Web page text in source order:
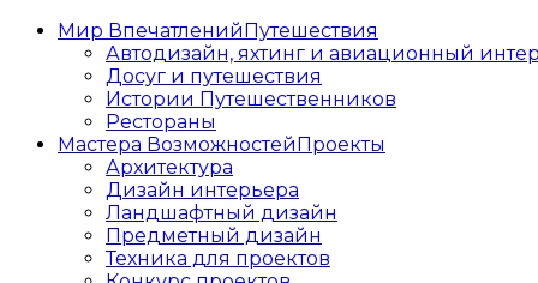
Мир Впечатлений Путешествия
Автодизайн, яхтинг и авиационный
Досуг и путешествия
Истории Путешественников
Рестораны
Мастера Возможностей Проекты
Архитектура
Дизайн интерьера
Ландшафтный дизайн
Предметный дизайн
Техника для проектов